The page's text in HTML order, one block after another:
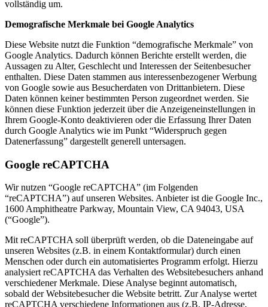
vollständig um.
Demografische Merkmale bei Google Analytics
Diese Website nutzt die Funktion “demografische Merkmale” von
Google Analytics. Dadurch können Berichte erstellt werden, die
Aussagen zu Alter, Geschlecht und Interessen der Seitenbesucher
enthalten. Diese Daten stammen aus interessenbezogener Werbung
von Google sowie aus Besucherdaten von Drittanbietern. Diese
Daten können keiner bestimmten Person zugeordnet werden. Sie
können diese Funktion jederzeit über die Anzeigeneinstellungen in
Ihrem Google-Konto deaktivieren oder die Erfassung Ihrer Daten
durch Google Analytics wie im Punkt “Widerspruch gegen
Datenerfassung” dargestellt generell untersagen.
Google reCAPTCHA
Wir nutzen “Google reCAPTCHA” (im Folgenden
“reCAPTCHA”) auf unseren Websites. Anbieter ist die Google Inc.,
1600 Amphitheatre Parkway, Mountain View, CA 94043, USA
(“Google”).
Mit reCAPTCHA soll überprüft werden, ob die Dateneingabe auf
unseren Websites (z.B. in einem Kontaktformular) durch einen
Menschen oder durch ein automatisiertes Programm erfolgt. Hierzu
analysiert reCAPTCHA das Verhalten des Websitebesuchers anhand
verschiedener Merkmale. Diese Analyse beginnt automatisch,
sobald der Websitebesucher die Website betritt. Zur Analyse wertet
reCAPTCHA verschiedene Informationen aus (z.B. IP-Adresse,